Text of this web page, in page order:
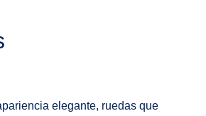
elegante, ruedas que